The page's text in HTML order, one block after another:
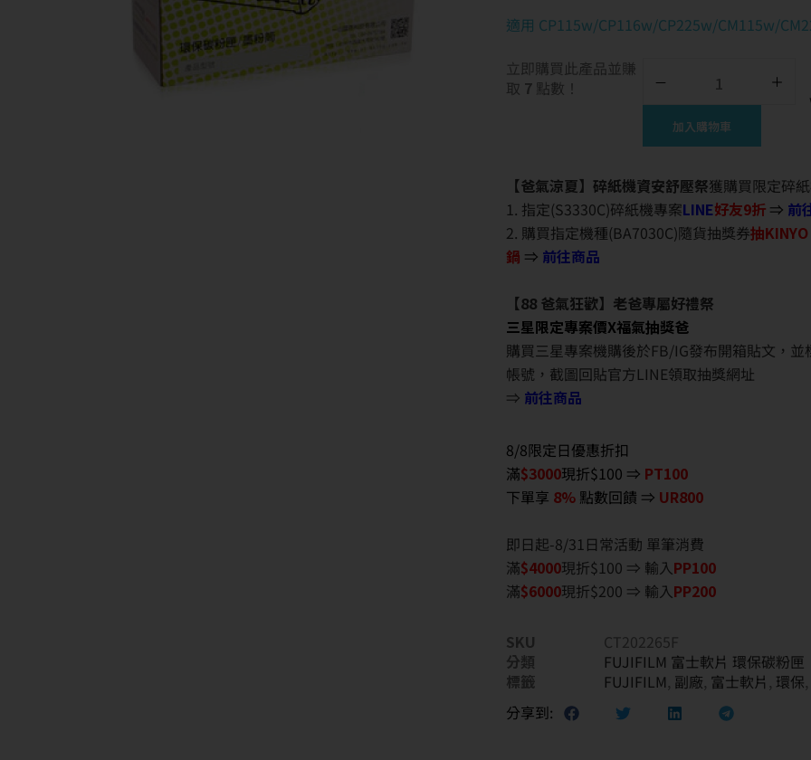
適用 CP115w/CP116w/CP225w/CM115w/
立即購買此產品並賺
取 7點數！
加入購物車
【爸氣涼夏】碎紙機資安舒壓祭獲購買限定碎
1. 指定(S3330C)碎紙機專案LINE好友9折 ⇒ 前
2. 購買指定機種(BA7030C)隨貨抽獎券抽
鍋 ⇒ 前往商品
【88 爸氣狂歡】老爸專屬好禮祭
三星限定專案價X福氣抽獎爸
購買三星專案機購後於FB/IG發布開箱貼文，並
帳號，截圖回貼官方LINE領取抽獎網址
⇒ 前往商品
8/8限定日優惠折扣
滿$3000現折$100 ⇒ PT100
下單享 8% 點數回饋 ⇒ UR800
即日起-8/31日常活動 單筆消費
滿$4000現折$100 ⇒ 輸入PP100
滿$6000現折$200 ⇒ 輸入PP200
SKU
CT202265F
分類
FUJIFILM 富士軟片 環保碳粉匣
標籤
FUJIFILM, 副廠, 富士軟片 , 環保,
分享到: